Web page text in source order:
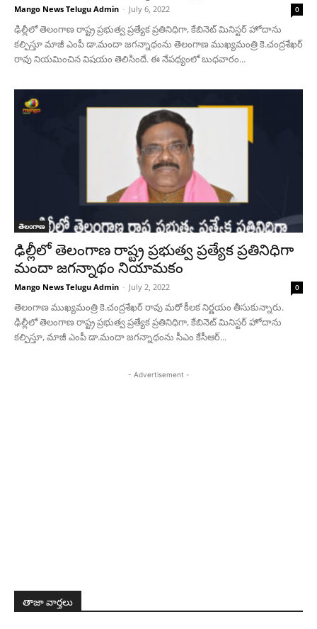
Mango News Telugu Admin - July 6, 2022 0
ఢిల్లీలో తెలంగాణ రాష్ట్ర ప్రభుత్వ ప్రత్యేక ప్రతినిధిగా, కేబినెట్ మినిస్టర్ హోదాను
కల్పిస్తూ మాజీ ఎంపీ డా.మందా జగన్నాథంను తెలంగాణ ముఖ్యమంత్రి కె.చంద్రశేఖర్
రావు నియమించిన విషయం తెలిసిందే. ఈ నేపథ్యంలో బుధవారం...
తెలంగాణ
ఢిల్లీలో తెలంగాణ రాష్ట్ర ప్రభుత్వ ప్రత్యేక ప్రతినిధిగా
మందా జగన్నాథం నియామకం
Mango News Telugu Admin - July 2, 2022 0
తెలంగాణ ముఖ్యమంత్రి కె.చంద్రశేఖర్ రావు మరో కీలక నిర్ణయం తీసుకున్నారు.
ఢిల్లీలో తెలంగాణ రాష్ట్ర ప్రభుత్వ ప్రత్యేక ప్రతినిధిగా, కేబినెట్ మినిస్టర్ హోదాను
కల్పిస్తూ, మాజీ ఎంపీ డా.మందా జగన్నాథంను సీఎం కేసీఆర్...
- Advertisement -
తాజా వార్తలు